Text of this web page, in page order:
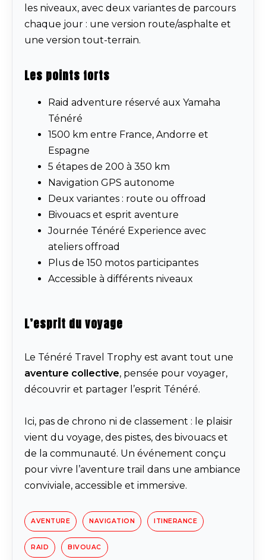
les niveaux, avec deux variantes de parcours
chaque jour : une version route/asphalte et
une version tout-terrain.
Les points forts
Raid adventure réservé aux Yamaha
Ténéré
1500 km entre France, Andorre et
Espagne
5 étapes de 200 à 350 km
Navigation GPS autonome
Deux variantes : route ou offroad
Bivouacs et esprit aventure
Journée Ténéré Experience avec
ateliers offroad
Plus de 150 motos participantes
Accessible à différents niveaux
L’esprit du voyage
Le Ténéré Travel Trophy est avant tout une
aventure collective, pensée pour voyager,
découvrir et partager l’esprit Ténéré.
Ici, pas de chrono ni de classement : le plaisir
vient du voyage, des pistes, des bivouacs et
de la communauté. Un événement conçu
pour vivre l’aventure trail dans une ambiance
conviviale, accessible et immersive.
AVENTURE NAVIGATION ITINERANCE
RAID BIVOUAC